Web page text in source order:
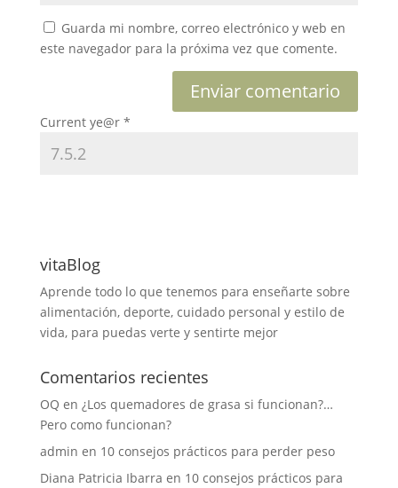
Guarda mi nombre, correo electrónico y web en
este navegador para la próxima vez que comente.
Current ye@r *
vitaBlog
Aprende todo lo que tenemos para enseñarte sobre
alimentación, deporte, cuidado personal y estilo de
vida, para puedas verte y sentirte mejor
Comentarios recientes
OQ en ¿Los quemadores de grasa si funcionan?…
Pero como funcionan?
admin en 10 consejos prácticos para perder peso
Diana Patricia Ibarra en 10 consejos prácticos para